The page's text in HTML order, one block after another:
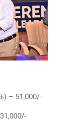
– 51,000/-
31,000/-